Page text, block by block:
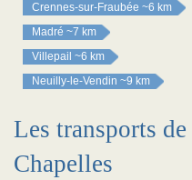
Crennes-sur-Fraubée ~6 km
Madré ~7 km
Villepail ~6 km
Neuilly-le-Vendin ~9 km
Les transports
Chapelles